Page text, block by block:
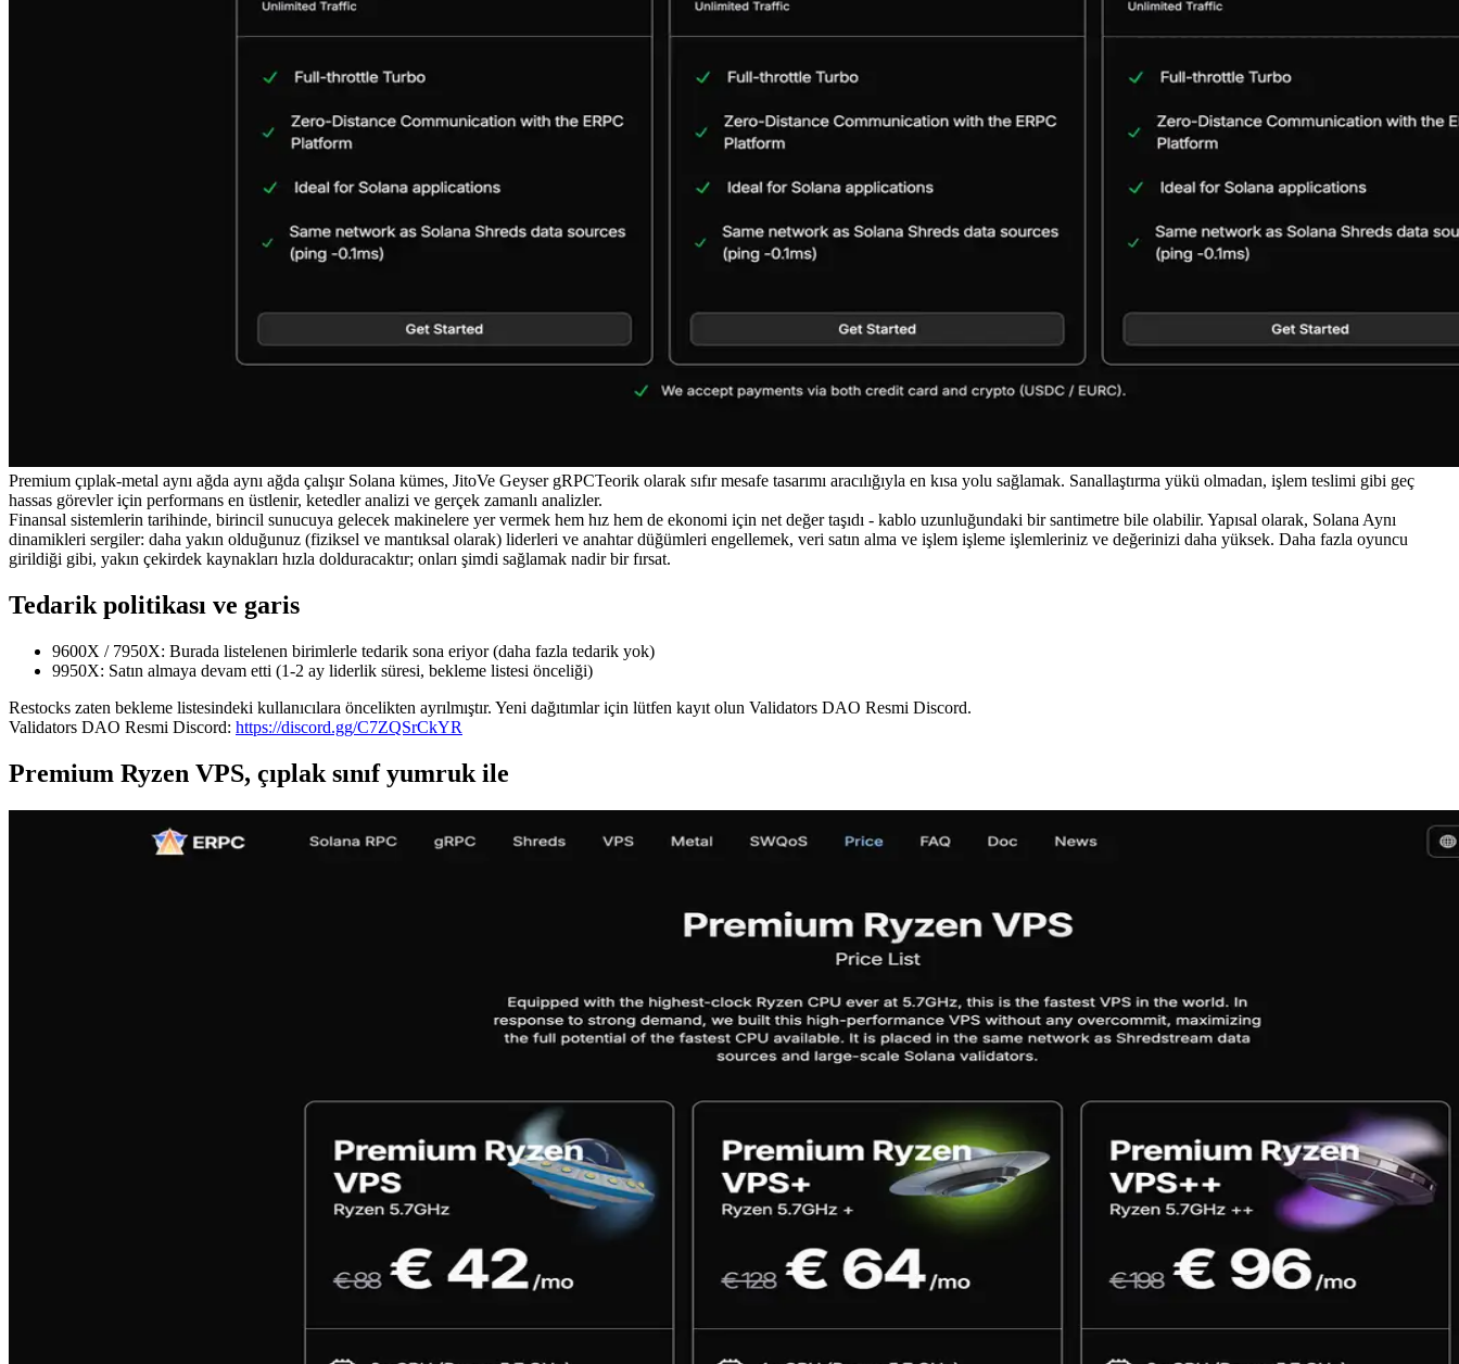
Premium çıplak-metal aynı ağda aynı ağda çalışır Solana kümes, JitoVe Geyser gRPCTeorik olarak sıfır mesafe tasarımı aracılığıyla en kısa yolu sağlamak. Sanallaştırma yükü olmadan, işlem teslimi gibi geç
hassas görevler için performans en üstlenir, ketedler analizi ve gerçek zamanlı analizler.
Finansal sistemlerin tarihinde, birincil sunucuya gelecek makinelere yer vermek hem hız hem de ekonomi için net değer taşıdı - kablo uzunluğundaki bir santimetre bile olabilir. Yapısal olarak, Solana Aynı
dinamikleri sergiler: daha yakın olduğunuz (fiziksel ve mantıksal olarak) liderleri ve anahtar düğümleri engellemek, veri satın alma ve işlem işleme işlemleriniz ve değerinizi daha yüksek. Daha fazla oyuncu
girildiği gibi, yakın çekirdek kaynakları hızla dolduracaktır; onları şimdi sağlamak nadir bir fırsat.
Tedarik politikası ve garis
9600X / 7950X: Burada listelenen birimlerle tedarik sona eriyor (daha fazla tedarik yok)
9950X: Satın almaya devam etti (1-2 ay liderlik süresi, bekleme listesi önceliği)
Restocks zaten bekleme listesindeki kullanıcılara öncelikten ayrılmıştır. Yeni dağıtımlar için lütfen kayıt olun Validators DAO Resmi Discord.
Validators DAO Resmi Discord: https://discord.gg/C7ZQSrCkYR
Premium Ryzen VPS, çıplak sınıf yumruk ile